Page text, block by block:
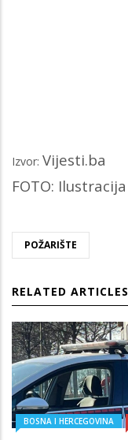
Izvor: Vijesti.ba
FOTO: Ilustracija
POŽARIŠTE
RELATED ARTICLES
BOSNA I HERCEGOVINA